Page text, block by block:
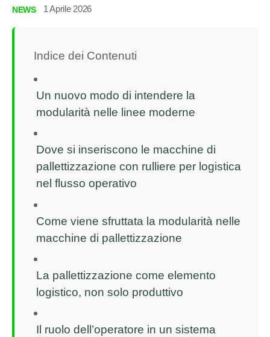
NEWS 1 Aprile 2026
Indice dei Contenuti
Un nuovo modo di intendere la
modularità nelle linee moderne
Dove si inseriscono le macchine di
pallettizzazione con rulliere per logistica
nel flusso operativo
Come viene sfruttata la modularità nelle
macchine di pallettizzazione
La pallettizzazione come elemento
logistico, non solo produttivo
Il ruolo dell’operatore in un sistema